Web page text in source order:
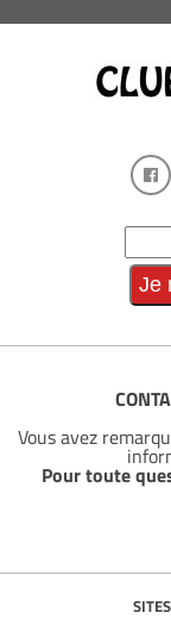
Vous avez
Pour toute